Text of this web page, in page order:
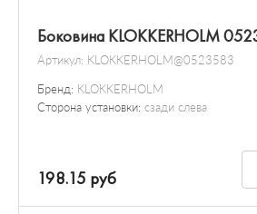
Боковина KLOKKERHOLM
Артикул: KLOKKERHOLM@0523583
Бренд: KLOKKERHOLM
Сторона установки: сзади слева
198.15 руб